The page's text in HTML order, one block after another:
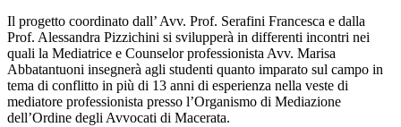
Il progetto coordinato dall’ Avv. Prof. Serafini Francesca e dalla
Prof. Alessandra Pizzichini si svilupperà in differenti incontri nei
quali la Mediatrice e Counselor professionista Avv. Marisa
Abbatantuoni insegnerà agli studenti quanto imparato sul campo in
tema di conflitto in più di 13 anni di esperienza nella veste di
mediatore professionista presso l’Organismo di Mediazione
dell’Ordine degli Avvocati di Macerata.